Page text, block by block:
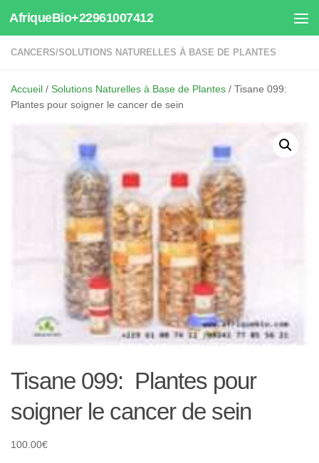
Au dessous du contenu
AfriqueBio+22961007412
CANCERS/SOLUTIONS NATURELLES À BASE DE PLANTES
Accueil / Solutions Naturelles à Base de Plantes / Tisane 099:
Plantes pour soigner le cancer de sein
Tisane 099: Plantes pour
soigner le cancer de sein
100.00€